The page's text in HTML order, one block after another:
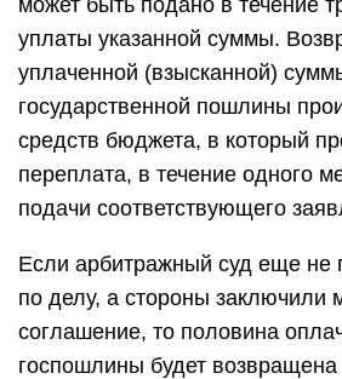
может быть подано в течение
уплаты указанной суммы.
уплаченной (взысканной)
государственной пошлины
средств бюджета, в который
переплата, в течение одного
подачи соответствующего
Если арбитражный суд еще не
по делу, а стороны заключили
соглашение, то половина
госпошлины будет возвращена